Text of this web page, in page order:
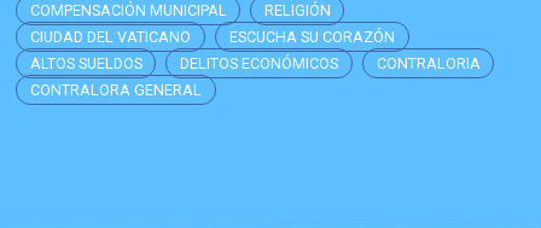
COMPENSACIÓN MUNICIPAL
RELIGIÓN
CIUDAD DEL VATICANO
ESCUCHA SU CORAZÓN
ALTOS SUELDOS
DELITOS ECONÓMICOS
CONTRALORIA
CONTRALORA GENERAL